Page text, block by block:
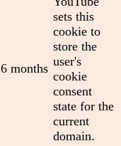
6 months
sets this
cookie to
store the
user's
cookie
consent
state for the
current
domain.